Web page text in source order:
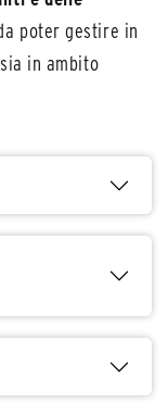
poter gestire in
in ambito